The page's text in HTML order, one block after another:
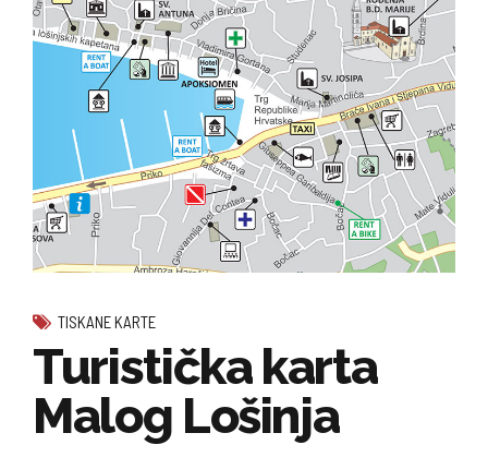
TISKANE KARTE
Turistička karta
Malog Lošinja